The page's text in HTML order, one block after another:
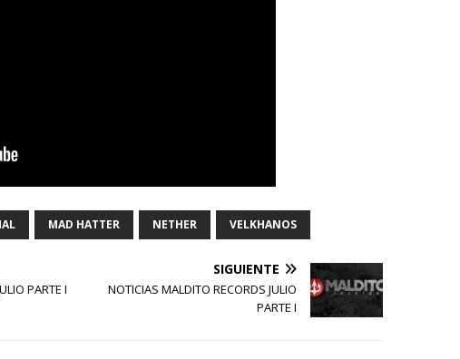
MAD HATTER NETHER VELKHANOS
PARTE I
SIGUIENTE
NOTICIAS MALDITO RECORDS JULIO
PARTE I